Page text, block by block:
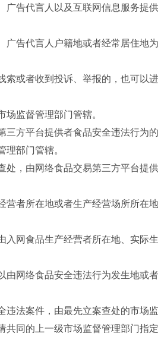
告代言人以及互联网信息服务提供
告代言人户籍地或者经常居住地为
或者收到投诉、举报的，也可以进
监督管理部门管辖。
方平台提供者食品安全违法行为的
部门管辖。
，由网络食品交易第三方平台提供
者所在地或者生产经营场所所在地
网食品生产经营者所在地、实际生
网络食品安全违法行为发生地或者
法案件，由最先立案查处的市场监
共同的上一级市场监督管理部门指定